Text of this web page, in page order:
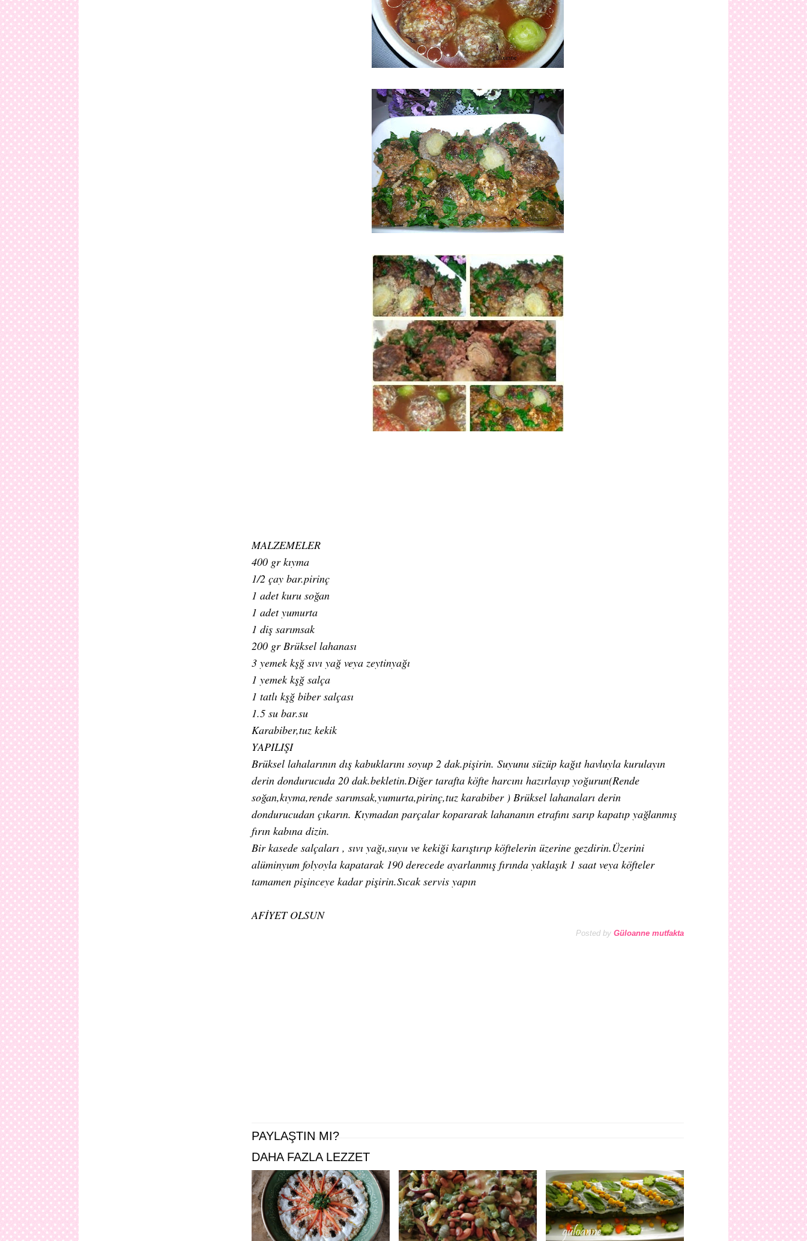
MALZEMELER
400 gr kıyma
1/2 çay bar.pirinç
1 adet kuru soğan
1 adet yumurta
1 diş sarımsak
200 gr Brüksel lahanası
3 yemek kşğ sıvı yağ veya zeytinyağı
1 yemek kşğ salça
1 tatlı kşğ biber salçası
1.5 su bar.su
Karabiber,tuz kekik
YAPILIŞI
Brüksel lahalarının dış kabuklarını soyup 2 dak.pişirin. Suyunu süzüp kağıt havluyla kurulayın
derin dondurucuda 20 dak.bekletin.Diğer tarafta köfte harcını hazırlayıp yoğurun(Rende
soğan,kıyma,rende sarımsak,yumurta,pirinç,tuz karabiber ) Brüksel lahanaları derin
dondurucudan çıkarın. Kıymadan parçalar kopararak lahananın etrafını sarıp kapatıp yağlanmış
fırın kabına dizin.
Bir kasede salçaları , sıvı yağı,suyu ve kekiği karıştırıp köftelerin üzerine gezdirin.Üzerini
alüminyum folyoyla kapatarak 190 derecede ayarlanmış fırında yaklaşık 1 saat veya köfteler
tamamen pişinceye kadar pişirin.Sıcak servis yapın
AFİYET OLSUN
Posted by Güloanne mutfakta
PAYLAŞTIN MI?
DAHA FAZLA LEZZET